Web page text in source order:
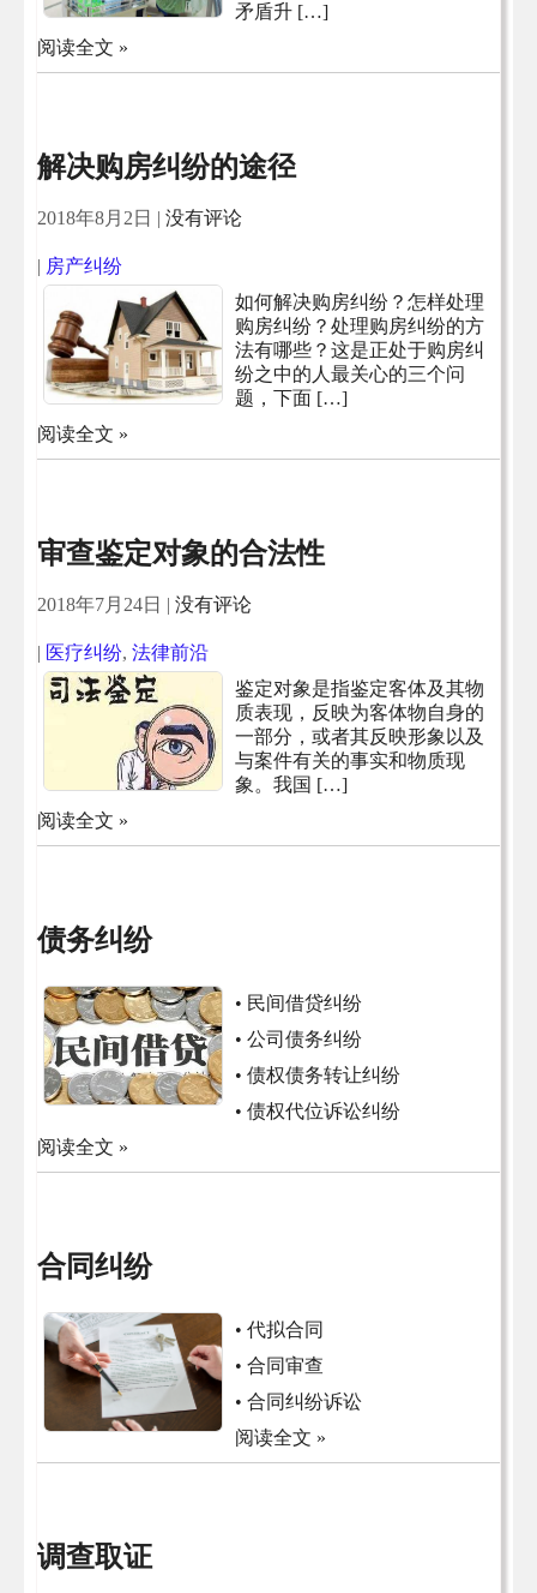
矛盾升 […]
阅读全文 »
解决购房纠纷的途径
2018年8月2日 | 没有评论
| 房产纠纷
如何解决购房纠纷？怎样处理
购房纠纷？处理购房纠纷的方
法有哪些？这是正处于购房纠
纷之中的人最关心的三个问
题，下面 […]
阅读全文 »
审查鉴定对象的合法性
2018年7月24日 | 没有评论
| 医疗纠纷, 法律前沿
鉴定对象是指鉴定客体及其物
质表现，反映为客体物自身的
一部分，或者其反映形象以及
与案件有关的事实和物质现
象。我国 […]
阅读全文 »
债务纠纷
• 民间借贷纠纷
• 公司债务纠纷
• 债权债务转让纠纷
• 债权代位诉讼纠纷
阅读全文 »
合同纠纷
• 代拟合同
• 合同审查
• 合同纠纷诉讼
阅读全文 »
调查取证